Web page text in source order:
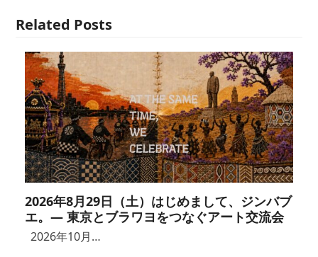
Related Posts
2026年8月29日（土）はじめまして、ジンバブ
エ。― 東京とブラワヨをつなぐアート交流会
2026年10月…